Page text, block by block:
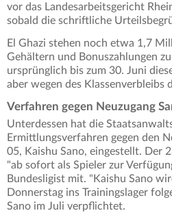
vor das Landesarbeitsgericht
sobald die schriftliche
El Ghazi stehen noch etwa 1,7
Gehältern und Bonuszahlungen
ursprünglich bis zum 30. Juni
aber wegen des Klassenverbleibs
Verfahren gegen Neuzugang
Unterdessen hat die
Ermittlungsverfahren gegen den
05, Kaishu Sano, eingestellt. Der
"ab sofort als Spieler zur
Bundesligist mit. "Kaishu Sano
Donnerstag ins Trainingslager
Sano im Juli verpflichtet.